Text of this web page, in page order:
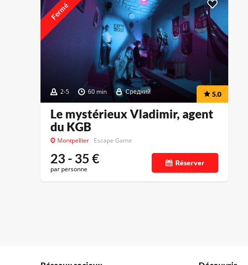
2-5 60 min Средний 5.0
Fermé
Le mystérieux Vladimir, agent
du KGB
Montpellier Escape Game
23 - 35€
par personne
Réserver